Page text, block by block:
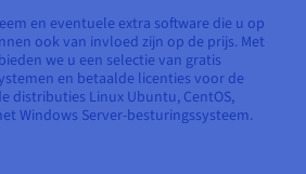
en eventuele extra software die u op
ook van invloed zijn op de prijs. Met
we u een selectie van gratis
en betaalde licenties voor de
distributies Linux Ubuntu, CentOS,
Windows Server-besturingssysteem.